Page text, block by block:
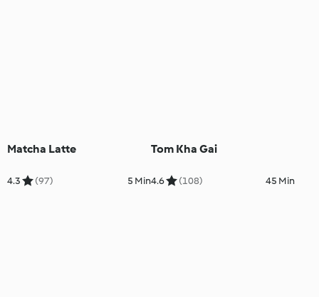
Matcha Latte
4.3 (97) 5 Min
Tom Kha Gai
4.6 (108) 45 Min